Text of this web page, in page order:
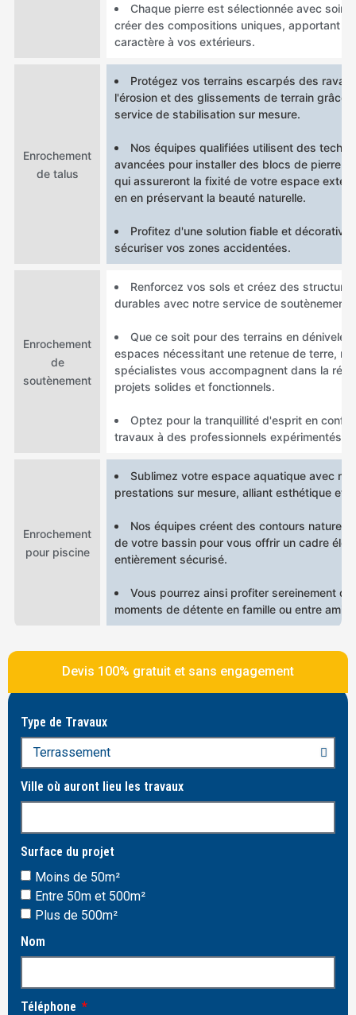
Chaque pierre est sélectionnée avec soin
créer des compositions uniques, apportant
caractère à vos extérieurs.
Enrochement
de talus
Protégez vos terrains escarpés des
l'érosion et des glissements de terrain grâce
service de stabilisation sur mesure.
Nos équipes qualifiées utilisent des
avancées pour installer des blocs de pierre
qui assureront la fixité de votre espace
en en préservant la beauté naturelle.
Profitez d'une solution fiable et décorative
sécuriser vos zones accidentées.
Enrochement
de
soutènement
Renforcez vos sols et créez des structures
durables avec notre service de soutènement.
Que ce soit pour des terrains en dénivelé
espaces nécessitant une retenue de terre,
spécialistes vous accompagnent dans la
projets solides et fonctionnels.
Optez pour la tranquillité d'esprit en
travaux à des professionnels expérimentés.
Enrochement
pour piscine
Sublimez votre espace aquatique avec nos
prestations sur mesure, alliant esthétique et
Nos équipes créent des contours naturels
de votre bassin pour vous offrir un cadre
entièrement sécurisé.
Vous pourrez ainsi profiter sereinement de
moments de détente en famille ou entre amis.
Devis 100% gratuit et sans engagement
Type de Travaux
Ville où auront lieu les travaux
Surface du projet
Moins de 50m²
Entre 50m et 500m²
Plus de 500m²
Nom
Téléphone